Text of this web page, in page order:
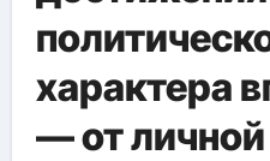
характера
— от